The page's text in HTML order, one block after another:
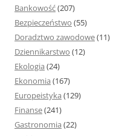
Bankowość(207)
Bezpieczeństwo (55)
Doradztwo zawodowe(11)
Dziennikarstwo (12)
Ekologia (24)
Ekonomia (167)
Europeistyka (129)
Finanse(241)
Gastronomia (22)